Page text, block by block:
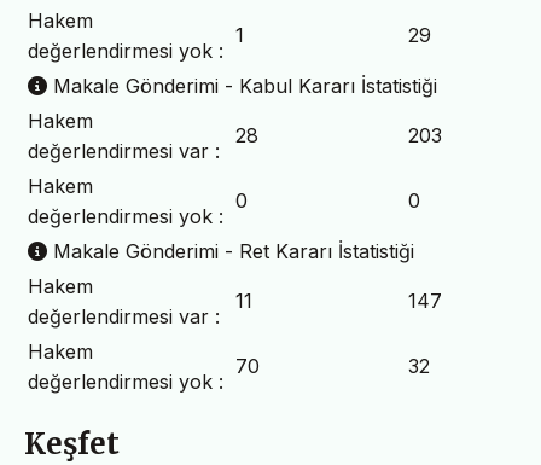
Hakem
değerlendirmesi yok :
1 29
Makale Gönderimi - Kabul Kararı İstatistiği
Hakem
değerlendirmesi var :
28 203
Hakem
değerlendirmesi yok :
0 0
Makale Gönderimi - Ret Kararı İstatistiği
Hakem
değerlendirmesi var :
11 147
Hakem
değerlendirmesi yok :
70 32
Keşfet